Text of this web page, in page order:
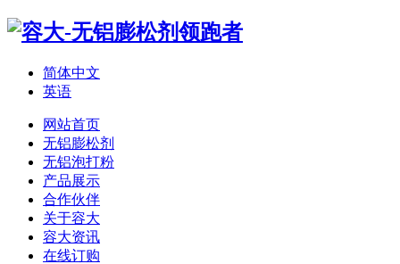
简体中文
英语
网站首页
无铝膨松剂
无铝泡打粉
产品展示
合作伙伴
关于容大
容大资讯
在线订购